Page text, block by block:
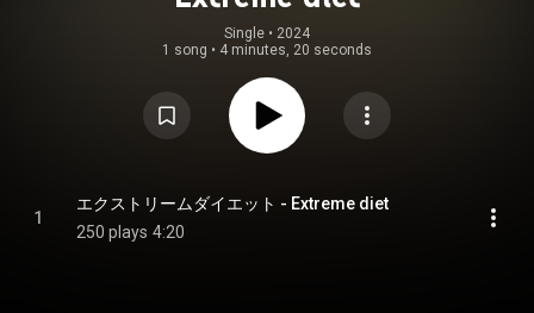
Single • 2024
1 song • 4 minutes, 20 seconds
1
エクストリームダイエット - Extreme diet
250 plays 4:20